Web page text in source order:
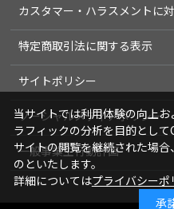
カスタマー・ハラスメントに
特定商取引法に関する表示
サイトポリシー
ソーシャルメディアポリシー
一般事業主行動計画
当サイトでは利用体験の向上
ラフィックの分析を目的として
サイトの閲覧を継続された場
のといたします。
詳細についてはプライバシーポ
承